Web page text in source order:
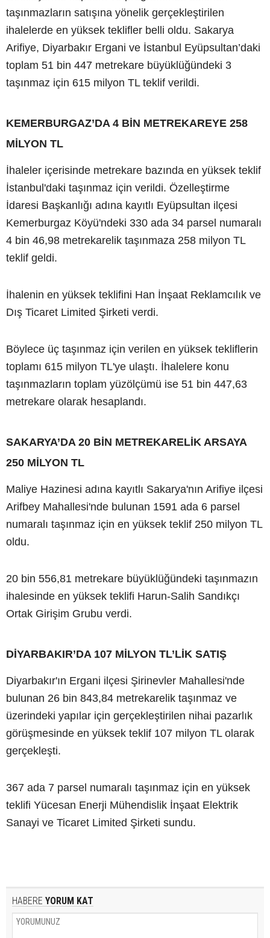
taşınmazların satışına yönelik gerçekleştirilen
ihalelerde en yüksek teklifler belli oldu. Sakarya
Arifiye, Diyarbakır Ergani ve İstanbul Eyüpsultan’daki
toplam 51 bin 447 metrekare büyüklüğündeki 3
taşınmaz için 615 milyon TL teklif verildi.
KEMERBURGAZ’DA 4 BİN METREKAREYE 258
MİLYON TL
İhaleler içerisinde metrekare bazında en yüksek teklif
İstanbul'daki taşınmaz için verildi. Özelleştirme
İdaresi Başkanlığı adına kayıtlı Eyüpsultan ilçesi
Kemerburgaz Köyü'ndeki 330 ada 34 parsel numaralı
4 bin 46,98 metrekarelik taşınmaza 258 milyon TL
teklif geldi.
İhalenin en yüksek teklifini Han İnşaat Reklamcılık ve
Dış Ticaret Limited Şirketi verdi.
Böylece üç taşınmaz için verilen en yüksek tekliflerin
toplamı 615 milyon TL'ye ulaştı. İhalelere konu
taşınmazların toplam yüzölçümü ise 51 bin 447,63
metrekare olarak hesaplandı.
SAKARYA’DA 20 BİN METREKARELİK ARSAYA
250 MİLYON TL
Maliye Hazinesi adına kayıtlı Sakarya'nın Arifiye ilçesi
Arifbey Mahallesi'nde bulunan 1591 ada 6 parsel
numaralı taşınmaz için en yüksek teklif 250 milyon TL
oldu.
20 bin 556,81 metrekare büyüklüğündeki taşınmazın
ihalesinde en yüksek teklifi Harun-Salih Sandıkçı
Ortak Girişim Grubu verdi.
DİYARBAKIR’DA 107 MİLYON TL’LİK SATIŞ
Diyarbakır'ın Ergani ilçesi Şirinevler Mahallesi'nde
bulunan 26 bin 843,84 metrekarelik taşınmaz ve
üzerindeki yapılar için gerçekleştirilen nihai pazarlık
görüşmesinde en yüksek teklif 107 milyon TL olarak
gerçekleşti.
367 ada 7 parsel numaralı taşınmaz için en yüksek
teklifi Yücesan Enerji Mühendislik İnşaat Elektrik
Sanayi ve Ticaret Limited Şirketi sundu.
HABERE YORUM KAT